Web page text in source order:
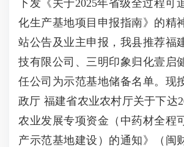
下发《关于2025年省级全过程可
化生产基地项目申报指南》的精
站公告及业主申报，我县推荐福
技有限公司、三明印象归化壹启
任公司为示范基地储备名单。现
政厅 福建省农业农村厅关于下达
农业发展专项资金（中药材全程
产示范基地建设）的通知》（闽